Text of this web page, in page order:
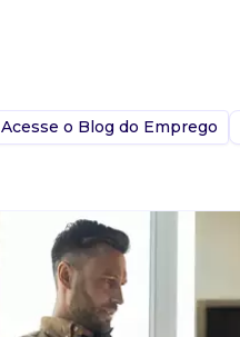
Acesse o Blog do Emprego